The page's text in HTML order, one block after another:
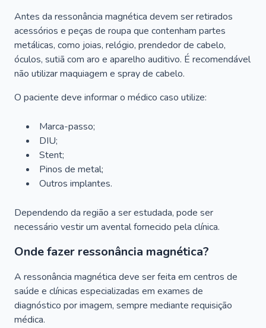
Antes da ressonância magnética devem ser retirados
acessórios e peças de roupa que contenham partes
metálicas, como joias, relógio, prendedor de cabelo,
óculos, sutiã com aro e aparelho auditivo. É recomendável
não utilizar maquiagem e spray de cabelo.
O paciente deve informar o médico caso utilize:
Marca-passo;
DIU;
Stent;
Pinos de metal;
Outros implantes.
Dependendo da região a ser estudada, pode ser
necessário vestir um avental fornecido pela clínica.
Onde fazer ressonância magnética?
A ressonância magnética deve ser feita em centros de
saúde e clínicas especializadas em exames de
diagnóstico por imagem, sempre mediante requisição
médica.